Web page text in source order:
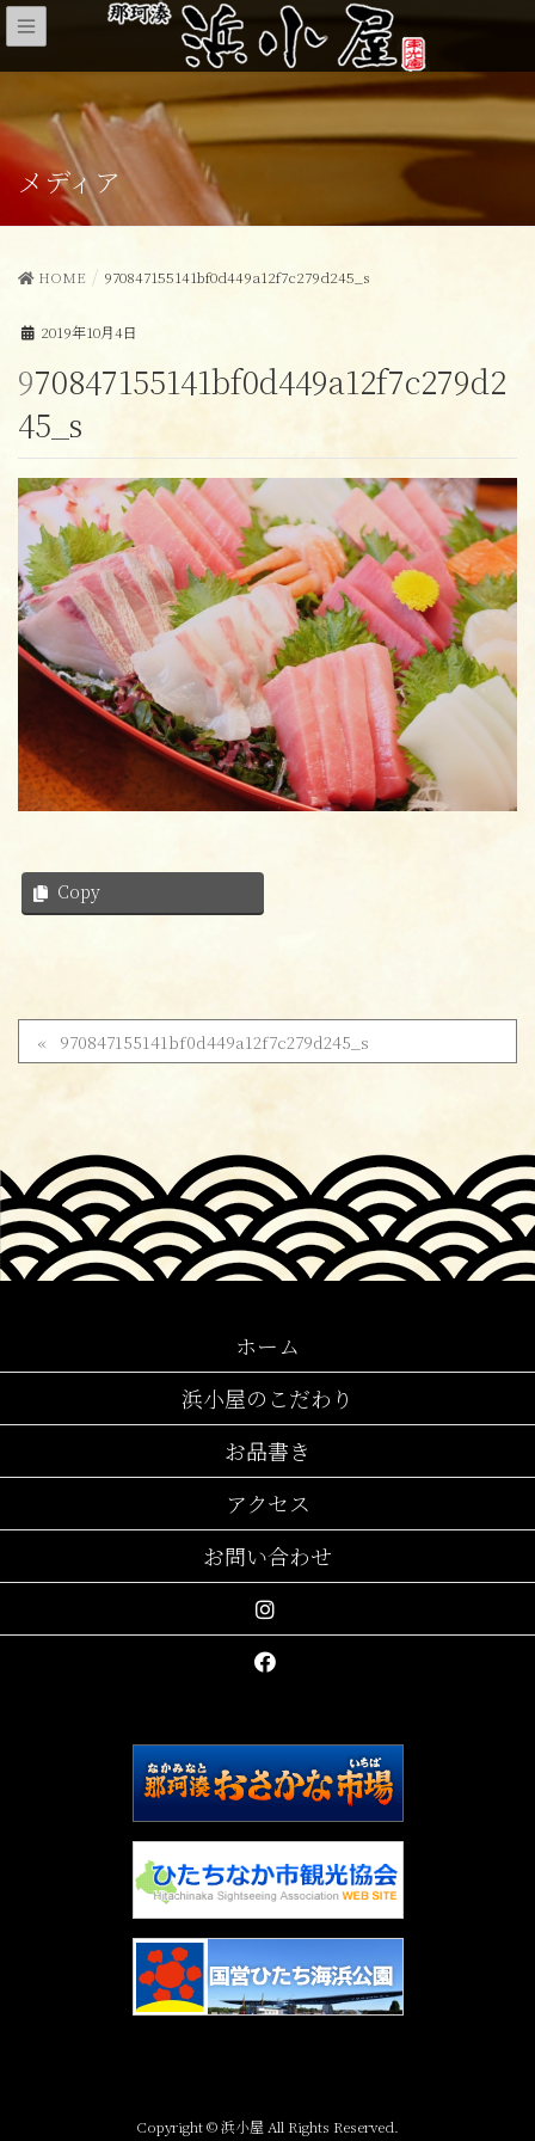
メディア
HOME 970847155141bf0d449a12f7c279d245_s
2019年10月4日
970847155141bf0d449a12f7c279d2
45_s
Copy
970847155141bf0d449a12f7c279d245_s
ホーム
浜小屋のこだわり
お品書き
アクセス
お問い合わせ
Copyright © 浜小屋 All Rights Reserved.